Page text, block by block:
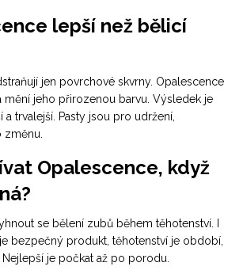
lepší než bělicí
jen povrchové skvrny. Opalescence
mění jeho přirozenou barvu. Výsledek je
trvalejší. Pasty jsou pro udržení,
změnu.
Opalescence, když
se bělení zubů během těhotenství. I
bezpečný produkt, těhotenství je období,
je počkat až po porodu.